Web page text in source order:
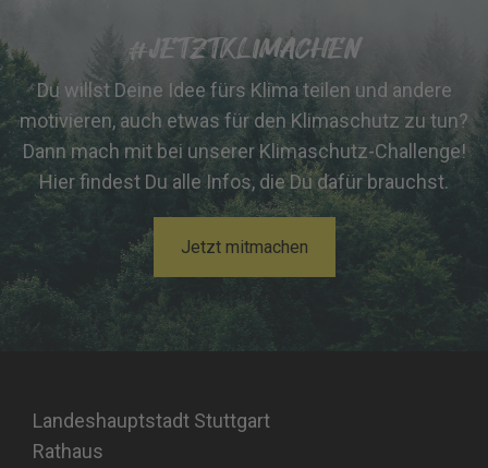
#JETZTKLIMACHEN
Du willst Deine Idee fürs Klima teilen und andere
motivieren, auch etwas für den Klimaschutz zu tun?
Dann mach mit bei unserer Klimaschutz-Challenge!
Hier findest Du alle Infos, die Du dafür brauchst.
Jetzt mitmachen
Landeshauptstadt Stuttgart
Rathaus